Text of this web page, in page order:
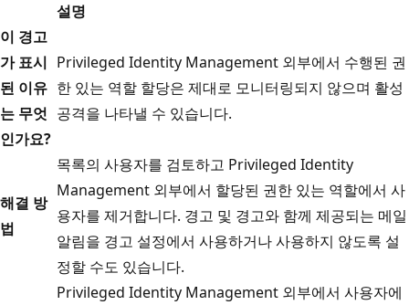
설명
이 경고
가 표시
된 이유
는 무엇
인가요?
Privileged Identity Management 외부에서 수행된 권
한 있는 역할 할당은 제대로 모니터링되지 않으며 활성
공격을 나타낼 수 있습니다.
해결 방
법
목록의 사용자를 검토하고 Privileged Identity
Management 외부에서 할당된 권한 있는 역할에서 사
용자를 제거합니다. 경고 및 경고와 함께 제공되는 메일
알림을 경고 설정에서 사용하거나 사용하지 않도록 설
정할 수도 있습니다.
Privileged Identity Management 외부에서 사용자에